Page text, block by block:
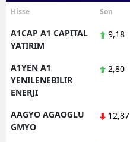
Hisse Son
A1CAP A1 CAPITAL
YATIRIM
9,18
A1YEN A1
YENILENEBILIR
ENERJI
2,80
AAGYO AGAOGLU
GMYO
12,87